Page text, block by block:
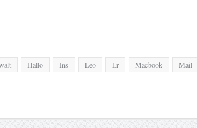
Hallo Ins Leo Lr Macbook Mail